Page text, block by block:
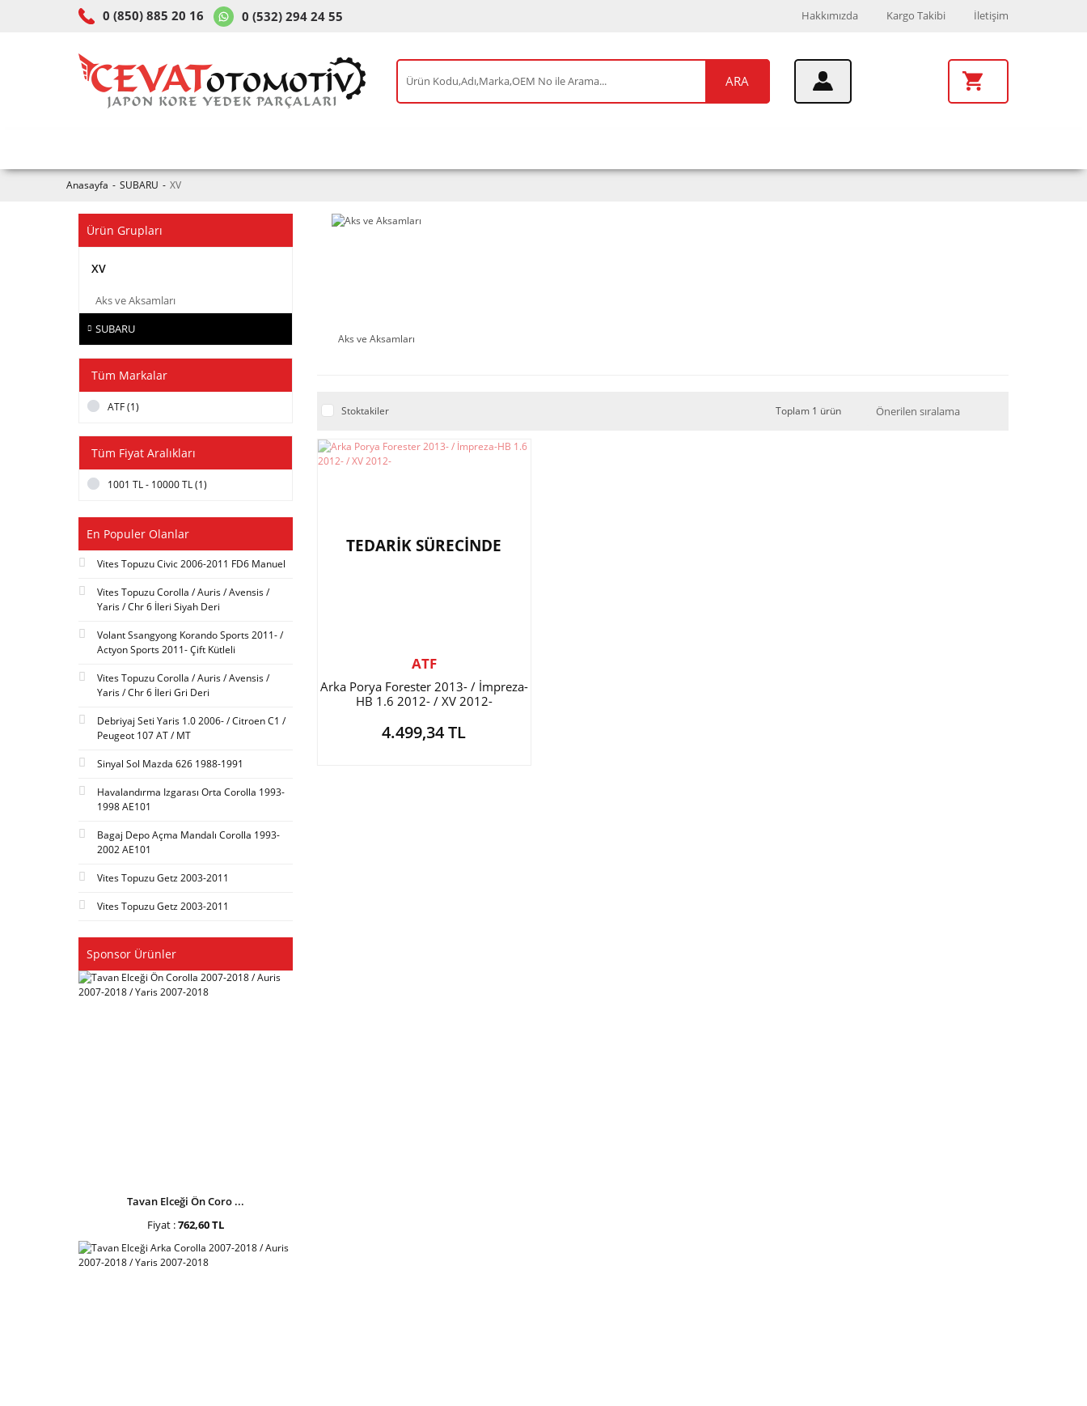
0 (850) 885 20 16 0 (532) 294 24 55 Hakkımızda Kargo Takibi İletişim
ARA
Anasayfa SUBARU XV
Ürün Grupları
XV
Aks ve Aksamları
SUBARU
Tüm Markalar
ATF (1)
Tüm Fiyat Aralıkları
1001 TL - 10000 TL (1)
En Populer Olanlar
Vites Topuzu Civic 2006-2011 FD6 Manuel
Vites Topuzu Corolla / Auris / Avensis /
Yaris / Chr 6 İleri Siyah Deri
Volant Ssangyong Korando Sports 2011- /
Actyon Sports 2011- Çift Kütleli
Vites Topuzu Corolla / Auris / Avensis /
Yaris / Chr 6 İleri Gri Deri
Debriyaj Seti Yaris 1.0 2006- / Citroen C1 /
Peugeot 107 AT / MT
Sinyal Sol Mazda 626 1988-1991
Havalandırma Izgarası Orta Corolla 1993-
1998 AE101
Bagaj Depo Açma Mandalı Corolla 1993-
2002 AE101
Vites Topuzu Getz 2003-2011
Vites Topuzu Getz 2003-2011
Sponsor Ürünler
Tavan Elceği Ön Coro ...
Fiyat :762,60 TL
Aks ve Aksamları
Stoktakiler Toplam 1 ürün
TEDARİK SÜRECİNDE
ATF
Arka Porya Forester 2013- / İmpreza-
HB 1.6 2012- / XV 2012-
4.499,34 TL